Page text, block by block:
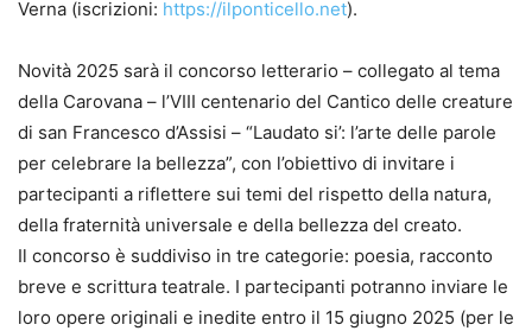
Verna (iscrizioni: https://ilponticello.net).
Novità 2025 sarà il concorso letterario – collegato al tema
della Carovana – l’VIII centenario del Cantico delle creature
di san Francesco d’Assisi – “Laudato si’: l’arte delle parole
per celebrare la bellezza”, con l’obiettivo di invitare i
partecipanti a riflettere sui temi del rispetto della natura,
della fraternità universale e della bellezza del creato.
Il concorso è suddiviso in tre categorie: poesia, racconto
breve e scrittura teatrale. I partecipanti potranno inviare le
loro opere originali e inedite entro il 15 giugno 2025 (per le